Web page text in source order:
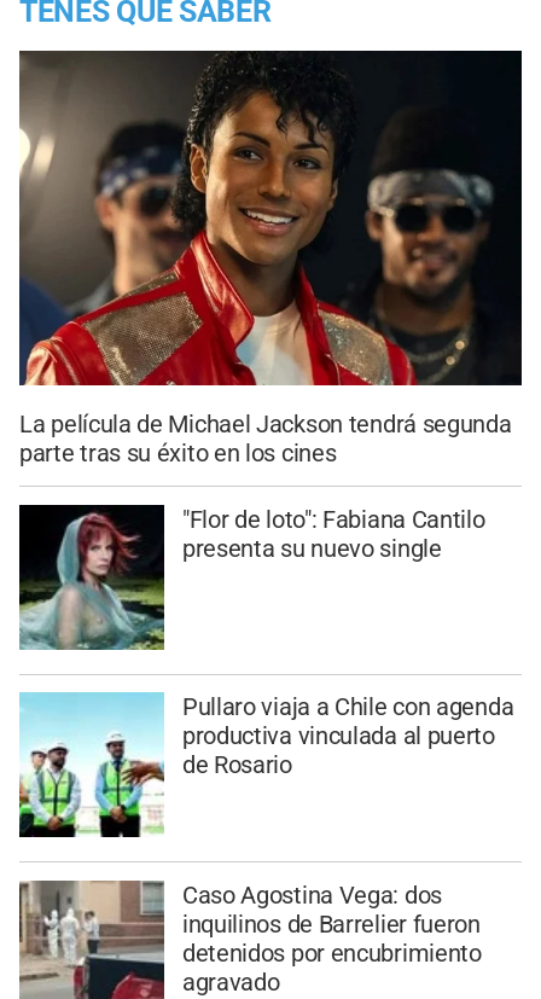
TENES QUE SABER
La película de Michael Jackson tendrá segunda
parte tras su éxito en los cines
"Flor de loto": Fabiana Cantilo
presenta su nuevo single
Pullaro viaja a Chile con agenda
productiva vinculada al puerto
de Rosario
Caso Agostina Vega: dos
inquilinos de Barrelier fueron
detenidos por encubrimiento
agravado